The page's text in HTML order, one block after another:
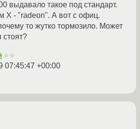
выдавало такое под стандарт.
Х - "radeon". А вот с офиц.
то жутко тормозило. Может
стоят?
☆☆
07:45:47 +00:00